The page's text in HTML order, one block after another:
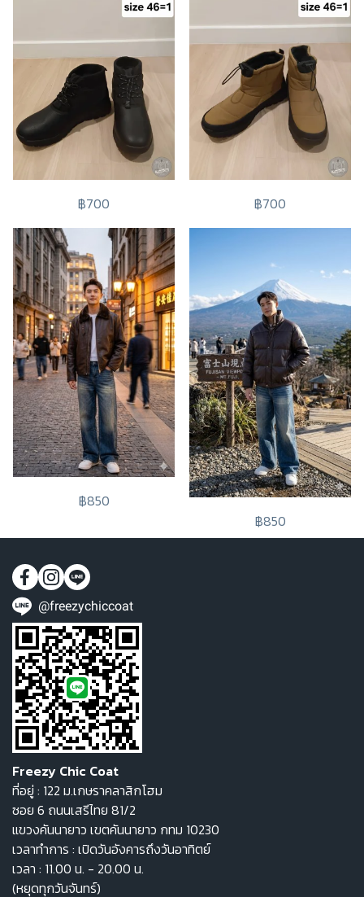
฿700 ฿700
฿850
฿850
@freezychiccoat
Freezy Chic Coat
ที่อยู่ : 122 ม.เกษราคลาสิกโฮม
ซอย 6 ถนนเสรีไทย 81/2
แขวงคันนายาว เขตคันนายาว กทม 10230
เวลาทำการ : เปิดวันอังคารถึงวันอาทิตย์
เวลา : 11.00 น. - 20.00 น.
(หยุดทุกวันจันทร์)